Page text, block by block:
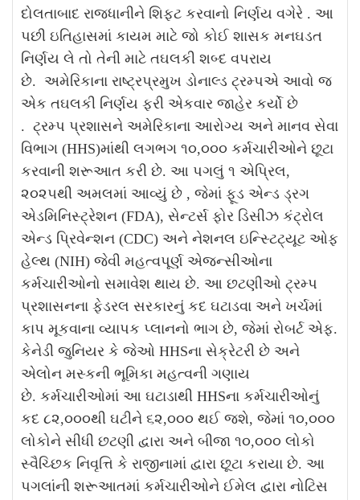
દોલતાબાદ રાજધાનીને શિફ્ટ કરવાનો નિર્ણય વગેરે . આ
પછી ઇતિહાસમાં કાયમ માટે જો કોઈ શાસક મનઘડત
નિર્ણય લે તો તેની માટે તઘલકી શબ્દ વપરાય
છે. અમેરિકાના રાષ્ટ્રપ્રમુખ ડોનાલ્ડ ટ્રમ્પએ આવો જ
એક તઘલકી નિર્ણય ફરી એકવાર જાહેર કર્યો છે
. ટ્રમ્પ પ્રશાસને અમેરિકાના આરોગ્ય અને માનવ સેવા
વિભાગ (HHS)માંથી લગભગ ૧૦,૦૦૦ કર્મચારીઓને છૂટા
કરવાની શરૂઆત કરી છે. આ પગલું ૧ એપ્રિલ,
૨૦૨૫થી અમલમાં આવ્યું છે , જેમાં ફૂડ એન્ડ ડ્રગ
એડમિનિસ્ટ્રેશન (FDA), સેન્ટર્સ ફોર ડિસીઝ કંટ્રોલ
એન્ડ પ્રિવેન્શન (CDC) અને નેશનલ ઇન્સ્ટિટ્યૂટ ઓફ
હેલ્થ (NIH) જેવી મહત્વપૂર્ણ એજન્સીઓના
કર્મચારીઓનો સમાવેશ થાય છે. આ છટણીઓ ટ્રમ્પ
પ્રશાસનના ફેડરલ સરકારનું કદ ઘટાડવા અને ખર્ચમાં
કાપ મૂકવાના વ્યાપક પ્લાનનો ભાગ છે, જેમાં રોબર્ટ એફ.
કેનેડી જુનિયર કે જેઓ HHSના સેક્રેટરી છે અને
એલોન મસ્કની ભૂમિકા મહત્વની ગણાય
છે. કર્મચારીઓમાં આ ઘટાડાથી HHSના કર્મચારીઓનું
કદ ૮૨,૦૦૦થી ઘટીને ૬૨,૦૦૦ થઈ જશે, જેમાં ૧૦,૦૦૦
લોકોને સીધી છટણી દ્વારા અને બીજા ૧૦,૦૦૦ લોકો
સ્વૈચ્છિક નિવૃત્તિ કે રાજીનામાં દ્વારા છૂટા કરાયા છે. આ
પગલાંની શરૂઆતમાં કર્મચારીઓને ઈમેલ દ્વારા નોટિસ